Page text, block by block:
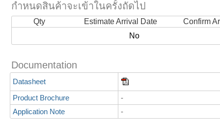
กำหนดสินค้าจะเข้าในครั้งถัดไป
Qty Estimate Arrival Date
Confirm
No
Documentation
Datasheet
Product Brochure
-
Application Note
-